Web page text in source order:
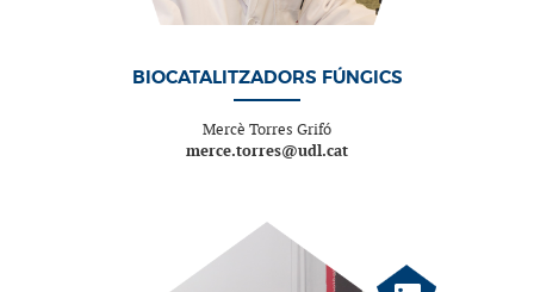
BIOCATALITZADORS FÚNGICS
Mercè Torres Grifó
merce.torres@udl.cat